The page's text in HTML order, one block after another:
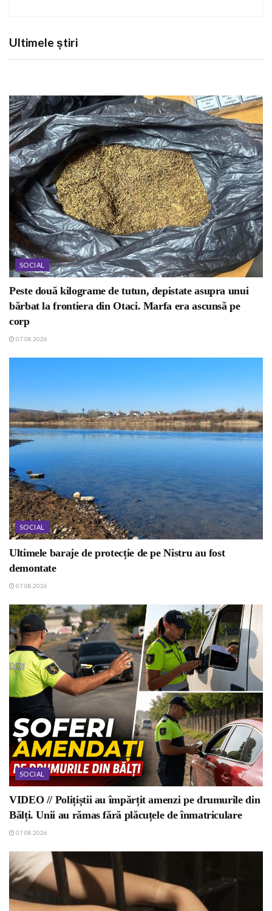
Ultimele știri
SOCIAL
Peste două kilograme de tutun, depistate asupra unui
bărbat la frontiera din Otaci. Marfa era ascunsă pe
corp
07.08.2026
SOCIAL
Ultimele baraje de protecție de pe Nistru au fost
demontate
07.08.2026
SOCIAL
VIDEO // Polițiștii au împărțit amenzi pe drumurile din
Bălți. Unii au rămas fără plăcuțele de înmatriculare
07.08.2026